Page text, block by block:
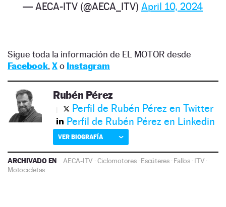
— AECA-ITV (@AECA_ITV) April 10, 2024
Sigue toda la información de EL MOTOR desde
Facebook, Xo Instagram
Rubén Pérez
Perfil de Rubén Pérez en Twitter
Perfil de Rubén Pérez en Linkedin
VER BIOGRAFÍA
ARCHIVADO EN AECA-ITV ·Ciclomotores·Escúteres ·Fallos·ITV ·
Motocicletas